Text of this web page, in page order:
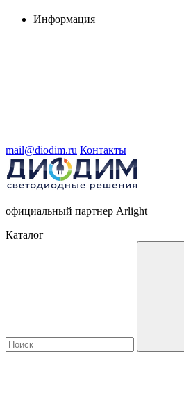
Информация
mail@diodim.ru Контакты
официальный партнер Arlight
Каталог